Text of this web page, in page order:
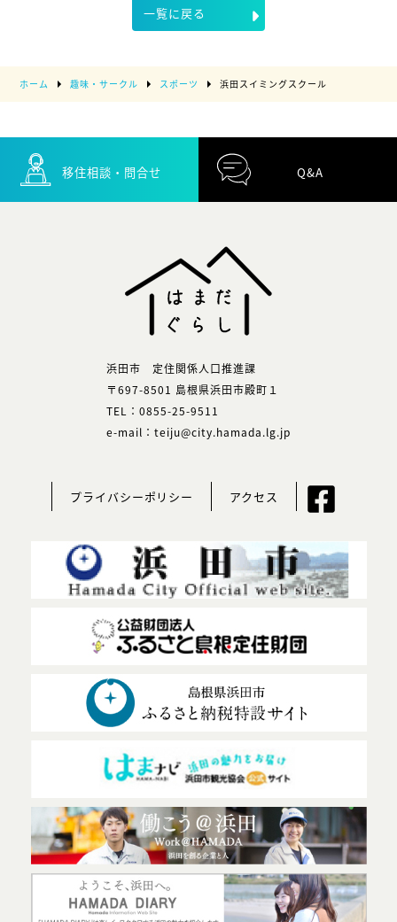
一覧に戻る
ホーム 趣味・サークル スポーツ 浜田スイミングスクール
移住相談・問合せ Q&A
浜田市 定住関係人口推進課
〒697-8501 島根県浜田市殿町１
TEL：0855-25-9511
e-mail：teiju@city.hamada.lg.jp
プライバシーポリシー アクセス